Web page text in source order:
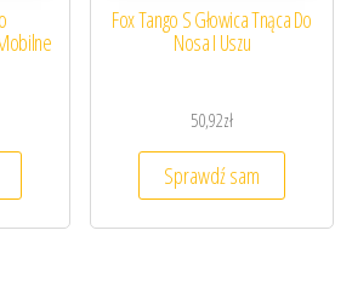
Fox Tango S Głowica Tnąca Do
Nosa I Uszu
50,92zł
Sprawdź sam